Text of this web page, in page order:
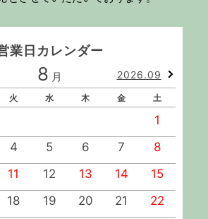
業日カレンダー
8 月 2026.09
火 水 木 金 土
1
4 5 6 7
8
11 12 13 14
15
18 19 20 21
22